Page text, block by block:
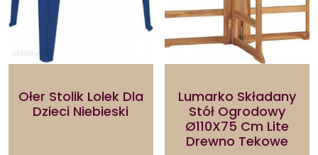
Ołer Stolik Lolek Dla
Dzieci Niebieski
Lumarko Składany
Stół Ogrodowy
Ø110X75 Cm Lite
Drewno Tekowe